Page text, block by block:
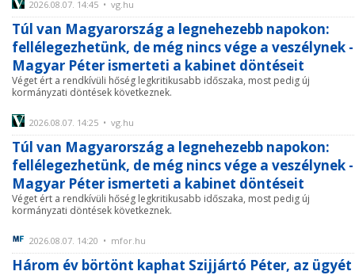
2026.08.07. 14:45 • vg.hu
Túl van Magyarország a legnehezebb napokon:
fellélegezhetünk, de még nincs vége a veszélynek -
Magyar Péter ismerteti a kabinet döntéseit
Véget ért a rendkívüli hőség legkritikusabb időszaka, most pedig új
kormányzati döntések következnek.
2026.08.07. 14:25 • vg.hu
Túl van Magyarország a legnehezebb napokon:
fellélegezhetünk, de még nincs vége a veszélynek -
Magyar Péter ismerteti a kabinet döntéseit
Véget ért a rendkívüli hőség legkritikusabb időszaka, most pedig új
kormányzati döntések következnek.
2026.08.07. 14:20 • mfor.hu
Három év börtönt kaphat Szijjártó Péter, az ügyét